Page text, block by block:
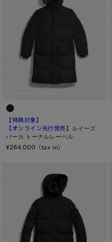
【特典対象】
【オンライン先行発売】 ルイーズ
パーカ トーナルレーベル
¥264,000（tax in）